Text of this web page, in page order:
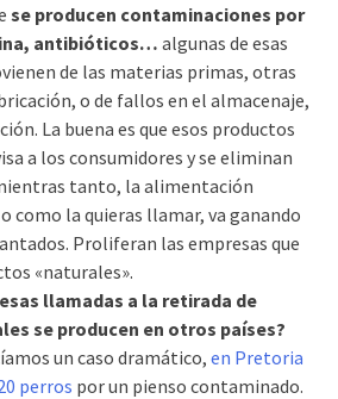
se producen contaminaciones por
antibióticos… algunas de esas
de las materias primas, otras
o de fallos en el almacenaje,
La buena es que esos productos
a los consumidores y se eliminan
tanto, la alimentación
como la quieras llamar, va ganando
Proliferan las empresas que
«naturales».
llamadas a la retirada de
se producen en otros países?
un caso dramático, en Pretoria
perros por un pienso contaminado.